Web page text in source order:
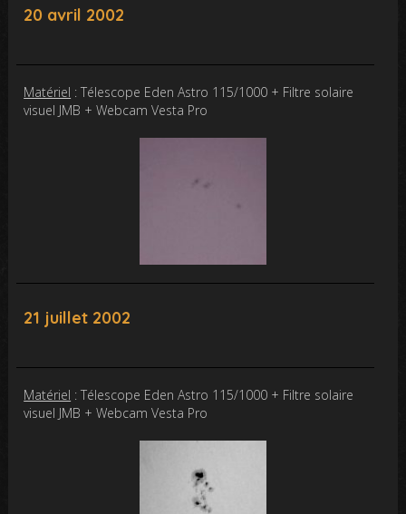
20 avril 2002
Matériel : Télescope Eden Astro 115/1000 + Filtre solaire
visuel JMB + Webcam Vesta Pro
21 juillet 2002
Matériel : Télescope Eden Astro 115/1000 + Filtre solaire
visuel JMB + Webcam Vesta Pro